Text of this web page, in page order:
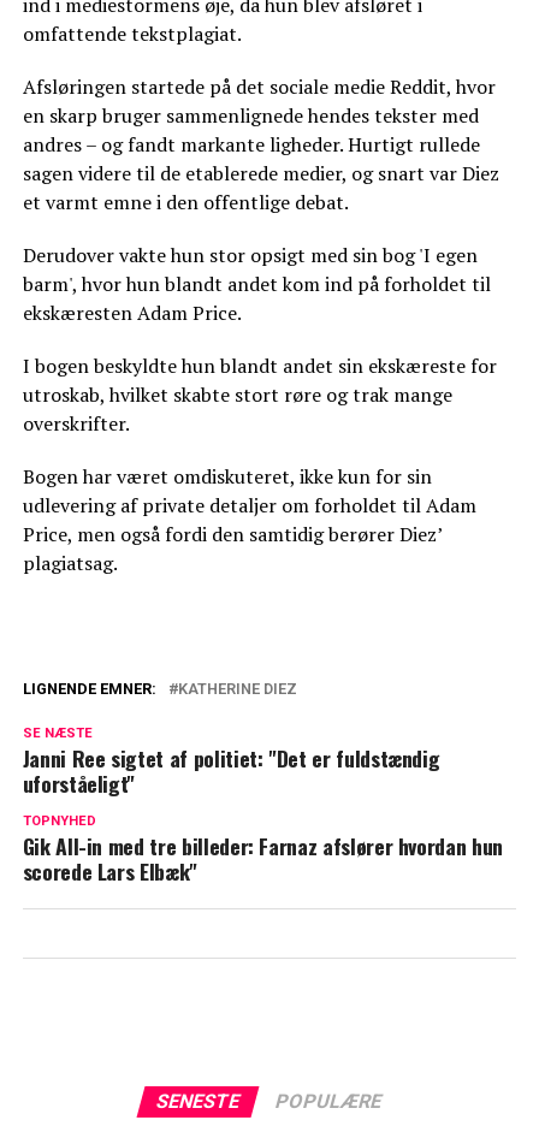
omfattende tekstplagiat.
Afsløringen startede på det sociale medie Reddit, hvor
en skarp bruger sammenlignede hendes tekster med
andres – og fandt markante ligheder. Hurtigt rullede
sagen videre til de etablerede medier, og snart var Diez
et varmt emne i den offentlige debat.
Derudover vakte hun stor opsigt med sin bog 'I egen
barm', hvor hun blandt andet kom ind på forholdet til
ekskæresten Adam Price.
I bogen beskyldte hun blandt andet sin ekskæreste for
utroskab, hvilket skabte stort røre og trak mange
overskrifter.
Bogen har været omdiskuteret, ikke kun for sin
udlevering af private detaljer om forholdet til Adam
Price, men også fordi den samtidig berører Diez’
plagiatsag.
kommer ekspert med forklaring
Katherine Diez klapper i: Dette nægter
LIGNENDE EMNER: KATHERINE DIEZ
SE NÆSTE
Janni Ree sigtet af politiet: "Det er fuldstændig
uforståeligt"
TOPNYHED
Gik All-in med tre billeder: Farnaz afslører hvordan hun
scorede Lars Elbæk"
SENESTE POPULÆRE